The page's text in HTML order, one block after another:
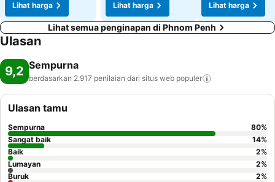
Lihat harga
Lihat harga Lihat harga
Lihat semua penginapan di Phnom Penh
Ulasan
9,2 Sempurna
berdasarkan 2.917 penilaian dari situs web populer
Ulasan tamu
Sempurna 80%
Sangat baik
14%
Baik
2%
Lumayan
2%
Buruk
2%